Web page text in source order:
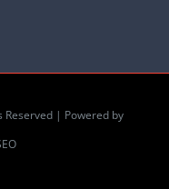
Reserved | Powered by